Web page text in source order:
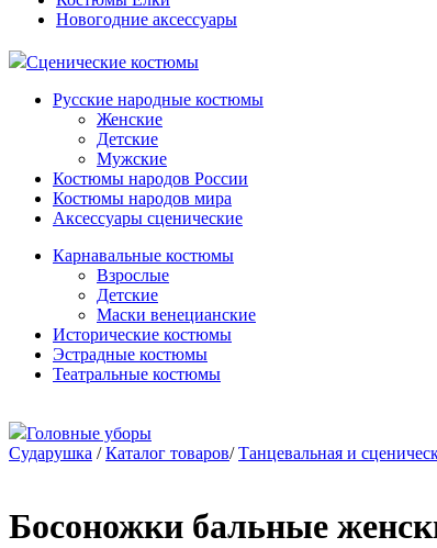
Новогодние аксессуары
Сценические костюмы
Русские народные костюмы
Женские
Детские
Мужские
Костюмы народов России
Костюмы народов мира
Аксессуары сценические
Карнавальные костюмы
Взрослые
Детские
Маски венецианские
Исторические костюмы
Эстрадные костюмы
Театральные костюмы
Головные уборы
Сударушка / Каталог товаров/ Танцевальная и
Босоножки бальные